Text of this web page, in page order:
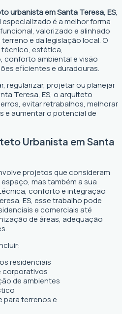
urbanista em Santa Teresa, ES,
é a melhor forma
valorizado e alinhado
e da legislação local. O
estética,
conforto ambiental e visão
eficientes e duradouras.
regularizar, projetar ou planejar
Teresa, ES, o arquiteto
evitar retrabalhos, melhorar
e aumentar o potencial de
Urbanista em Santa
projetos que consideram
mas também a sua
conforto e integração
ES, esse trabalho pode
e comerciais até
de áreas, adequação
residenciais
corporativos
de ambientes
para terrenos e